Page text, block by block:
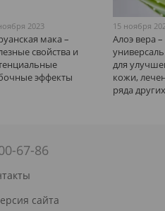
2023
мака –
свойства и
эффекты
15 ноября
Алоэ вера –
для
кожи,
ряда
67-86
сайта